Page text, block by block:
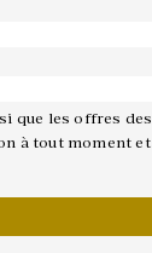
que les offres des
à tout moment et